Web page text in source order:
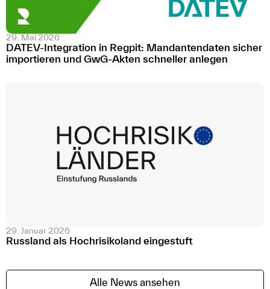
29. Mai 2026
DATEV-Integration in Regpit: Mandantendaten sicher
importieren und GwG-Akten schneller anlegen
29. Januar 2026
Russland als Hochrisikoland eingestuft
Alle News ansehen